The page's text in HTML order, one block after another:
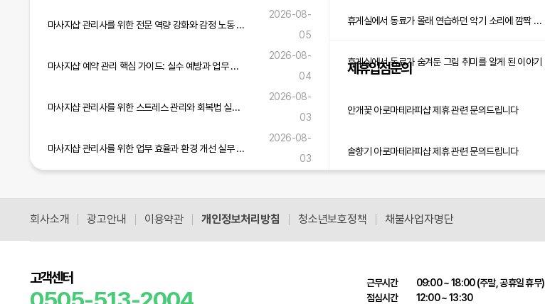
마사지샵 관리사를 위한 전문 역량 강화와 감정 노동 관리 실무 가이드
2026-08-
05
마사지샵 예약 관리 핵심 가이드: 실수 예방과 업무 효율 증진 전략
2026-08-
04
마사지샵 관리사를 위한 스트레스 관리와 회복법 실무 가이드
2026-08-
03
마사지샵 관리사를 위한 업무 효율과 환경 개선 실무 전략
2026-08-
03
공식블로그 더보기
휴게실에서 동료가 몰래 연습하던 악기 소리에 깜짝 놀란 이야기
휴게실에서 동료가 숨겨둔 그림 취미를 알게 된 이야기
제휴입점문의
안개꽃 아로마테라피샵 제휴 관련 문의드립니다
솔향기 아로마테라피샵 제휴 관련 문의드립니다
회사소개 광고안내 이용약관 개인정보처리방침 청소년보호정책 채불사업자명단
고객센터 근무시간
09:00 ~ 18:00 (주말, 공휴일 휴무)
점심시간
12:00 ~ 13:30